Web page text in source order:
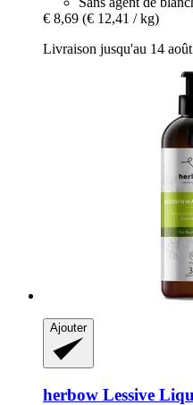
€ 8,69 (€ 12,41 / kg)
Livraison jusqu'au 14 août
Ajouter
herbow Lessive